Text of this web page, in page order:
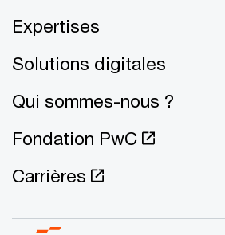
Expertises
Solutions digitales
Qui sommes-nous ?
Fondation PwC
Carrières